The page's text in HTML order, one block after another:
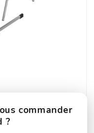
commander
?